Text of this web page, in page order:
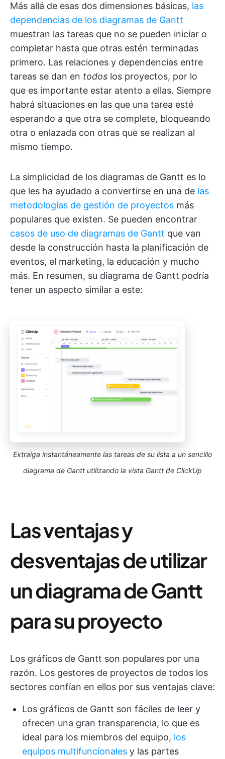
Más allá de esas dos dimensiones básicas, las
dependencias de los diagramas de Gantt
muestran las tareas que no se pueden iniciar o
completar hasta que otras estén terminadas
primero. Las relaciones y dependencias entre
tareas se dan en todos los proyectos, por lo
que es importante estar atento a ellas. Siempre
habrá situaciones en las que una tarea esté
esperando a que otra se complete, bloqueando
otra o enlazada con otras que se realizan al
mismo tiempo.
La simplicidad de los diagramas de Gantt es lo
que les ha ayudado a convertirse en una de las
metodologías de gestión de proyectos más
populares que existen. Se pueden encontrar
casos de uso de diagramas de Gantt que van
desde la construcción hasta la planificación de
eventos, el marketing, la educación y mucho
más. En resumen, su diagrama de Gantt podría
tener un aspecto similar a este:
Extraiga instantáneamente las tareas de su lista a un sencillo
diagrama de Gantt utilizando la vista Gantt de ClickUp
Las ventajas y
desventajas de utilizar
un diagrama de Gantt
para su proyecto
Los gráficos de Gantt son populares por una
razón. Los gestores de proyectos de todos los
sectores confían en ellos por sus ventajas clave:
Los gráficos de Gantt son fáciles de leer y
ofrecen una gran transparencia, lo que es
ideal para los miembros del equipo, los
equipos multifuncionales y las partes